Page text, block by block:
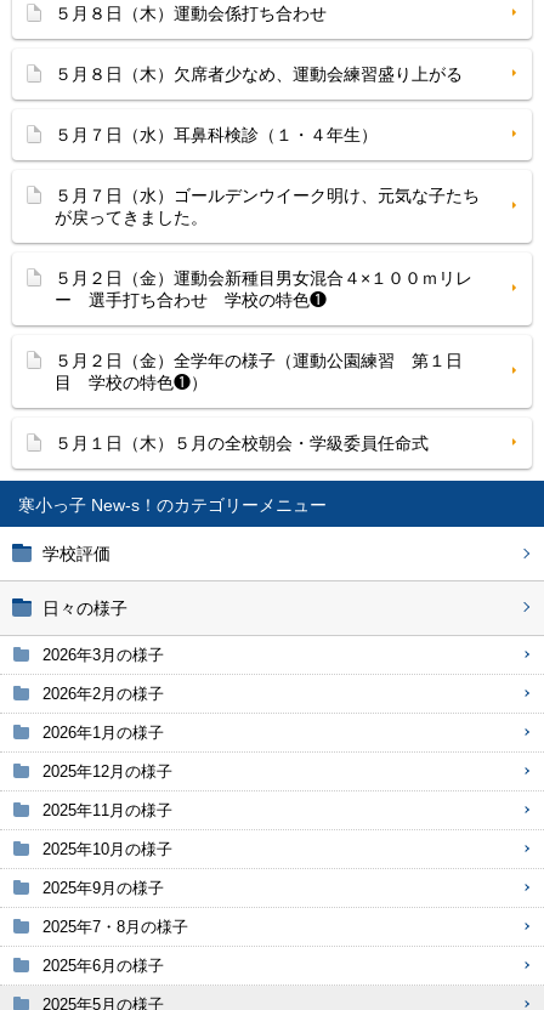
寒小っ子 New-s！
学校評価
日々の様子
2026年3月の様子
2026年2月の様子
2026年1月の様子
2025年12月の様子
2025年11月の様子
2025年10月の様子
2025年9月の様子
2025年7・8月の様子
2025年6月の様子
2025年5月の様子
５月８日（木）運動会係打ち合わせ
５月８日（木）欠席者少なめ、運動会練習盛り上がる
５月７日（水）耳鼻科検診（１・４年生）
５月７日（水）ゴールデンウイーク明け、元気な子たち
が戻ってきました。
５月２日（金）運動会新種目男女混合４×１００ｍリレ
ー 選手打ち合わせ 学校の特色❶
５月２日（金）全学年の様子（運動公園練習 第１日
目 学校の特色❶）
５月１日（木）５月の全校朝会・学級委員任命式